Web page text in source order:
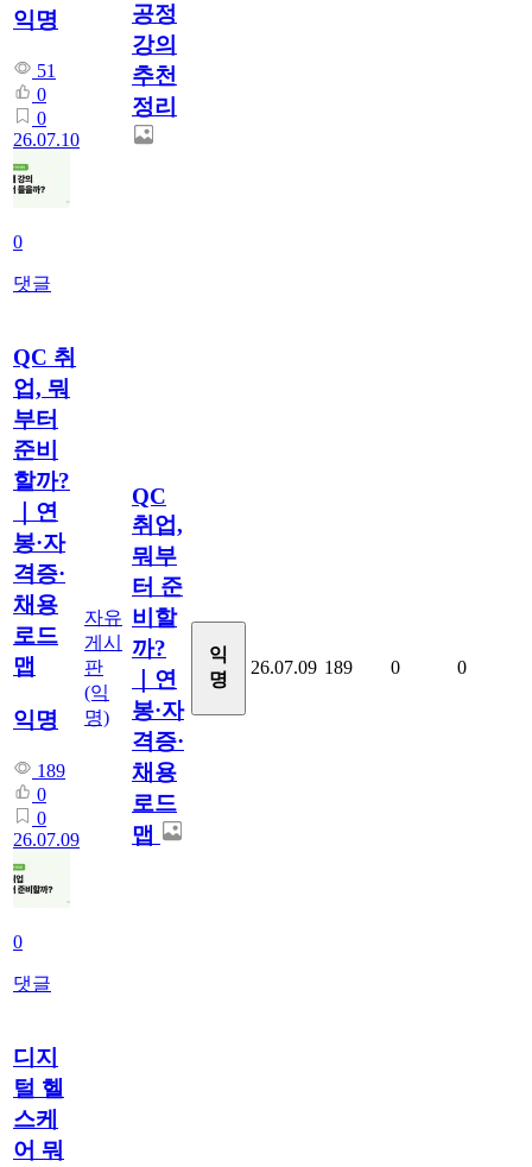
익명
51
0
0
26.07.10
0
댓글
공정
강의
추천
정리
QC 취
업, 뭐
부터
준비
할까?
｜연
봉·자
격증·
채용
로드
맵
익명
189
0
0
26.07.09
0
댓글
자유
게시
판
(익
명)
QC
취업,
뭐부
터 준
비할
까?
｜연
봉·자
격증·
채용
로드
맵
익
명
26.07.09 189 0 0
디지
털 헬
스케
어 뭐